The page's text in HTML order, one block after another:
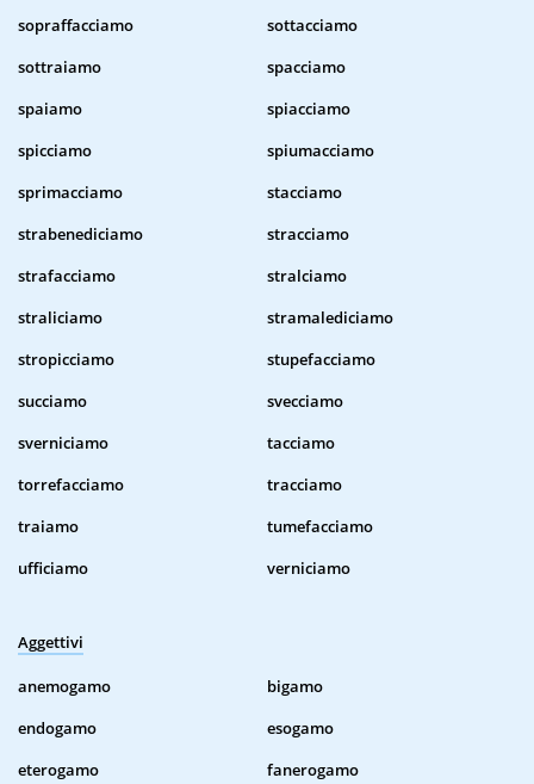
sopraffacciamo
sottacciamo
sottraiamo
spacciamo
spaiamo
spiacciamo
spicciamo
spiumacciamo
sprimacciamo
stacciamo
strabenediciamo
stracciamo
strafacciamo
stralciamo
straliciamo
stramalediciamo
stropicciamo
stupefacciamo
succiamo
svecciamo
sverniciamo
tacciamo
torrefacciamo
tracciamo
traiamo
tumefacciamo
ufficiamo
verniciamo
Aggettivi
anemogamo
bigamo
endogamo
esogamo
eterogamo
fanerogamo